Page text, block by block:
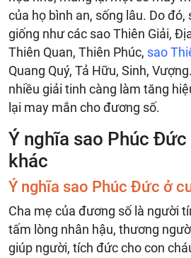
của họ bình an, sống lâu. Do
giống như các sao Thiên Giải,
Thiên Quan, Thiên Phúc, sao
Quang Quý, Tả Hữu, Sinh,
nhiều giải tinh càng làm tăng
lại may mắn cho đương số.
Ý nghĩa sao Phúc
khác
Ý nghĩa sao Phúc Đức ở
Cha mẹ của đương số là người
tấm lòng nhân hậu, thương
giúp người, tích đức cho con